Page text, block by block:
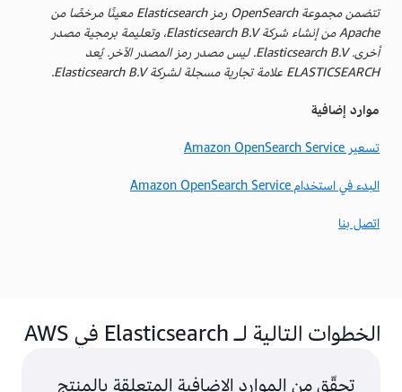
تتضمن مجموعة OpenSearch رمز Elasticsearch معينًا مرخصًا من
Apache من إنشاء شركة Elasticsearch B.V، وتعليمة برمجية مصدر
أخرى. Elasticsearch B.V. ليس مصدر رمز المصدر الآخر. يُعد
ELASTICSEARCH علامة تجارية مسجلة لشركة Elasticsearch B.V.
موارد إضافية
تسعير Amazon OpenSearch Service
البدء في استخدام Amazon OpenSearch Service
اتصل بنا
الخطوات التالية لـ Elasticsearch في AWS
تحقّق من الموارد الإضافية المتعلقة بالمنتج